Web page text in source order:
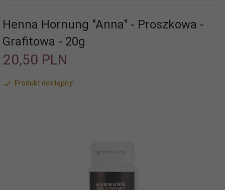
Henna Hornung "Anna" - Proszkowa -
Grafitowa - 20g
20,50 PLN
Produkt dostępny!